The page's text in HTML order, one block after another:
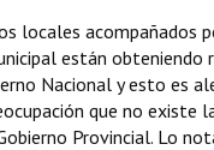
locales acompañados
están obteniendo
Nacional y esto es
que no existe
Provincial. Lo